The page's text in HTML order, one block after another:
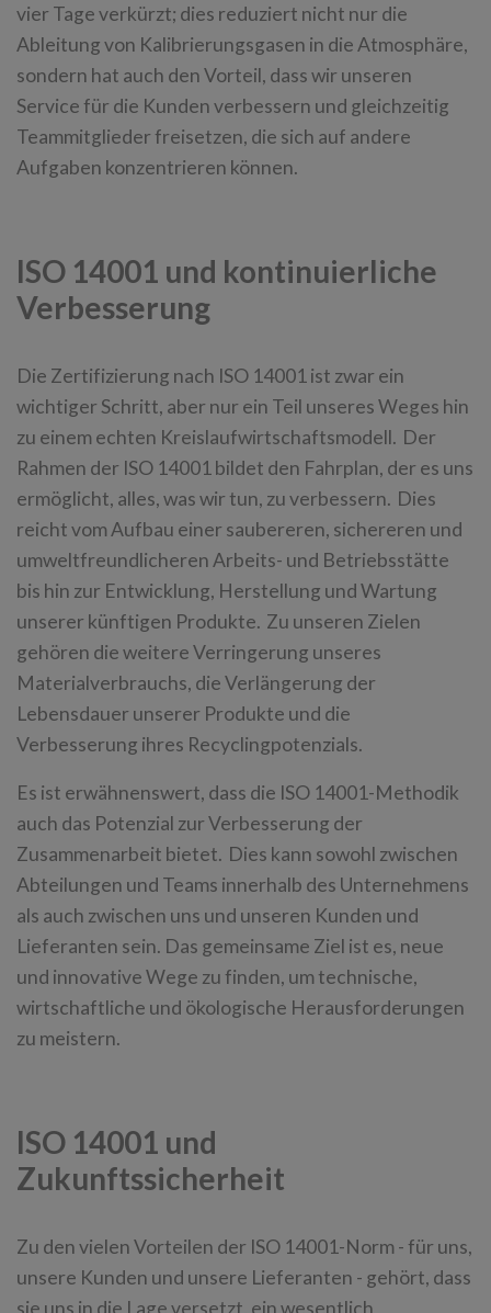
vier Tage verkürzt; dies reduziert nicht nur die
Ableitung von Kalibrierungsgasen in die Atmosphäre,
sondern hat auch den Vorteil, dass wir unseren
Service für die Kunden verbessern und gleichzeitig
Teammitglieder freisetzen, die sich auf andere
Aufgaben konzentrieren können.
ISO 14001 und kontinuierliche
Verbesserung
Die Zertifizierung nach ISO 14001 ist zwar ein
wichtiger Schritt, aber nur ein Teil unseres Weges hin
zu einem echten Kreislaufwirtschaftsmodell. Der
Rahmen der ISO 14001 bildet den Fahrplan, der es uns
ermöglicht, alles, was wir tun, zu verbessern. Dies
reicht vom Aufbau einer saubereren, sichereren und
umweltfreundlicheren Arbeits- und Betriebsstätte
bis hin zur Entwicklung, Herstellung und Wartung
unserer künftigen Produkte. Zu unseren Zielen
gehören die weitere Verringerung unseres
Materialverbrauchs, die Verlängerung der
Lebensdauer unserer Produkte und die
Verbesserung ihres Recyclingpotenzials.
Es ist erwähnenswert, dass die ISO 14001-Methodik
auch das Potenzial zur Verbesserung der
Zusammenarbeit bietet. Dies kann sowohl zwischen
Abteilungen und Teams innerhalb des Unternehmens
als auch zwischen uns und unseren Kunden und
Lieferanten sein. Das gemeinsame Ziel ist es, neue
und innovative Wege zu finden, um technische,
wirtschaftliche und ökologische Herausforderungen
zu meistern.
ISO 14001 und
Zukunftssicherheit
Zu den vielen Vorteilen der ISO 14001-Norm - für uns,
unsere Kunden und unsere Lieferanten - gehört, dass
sie uns in die Lage versetzt, ein wesentlich